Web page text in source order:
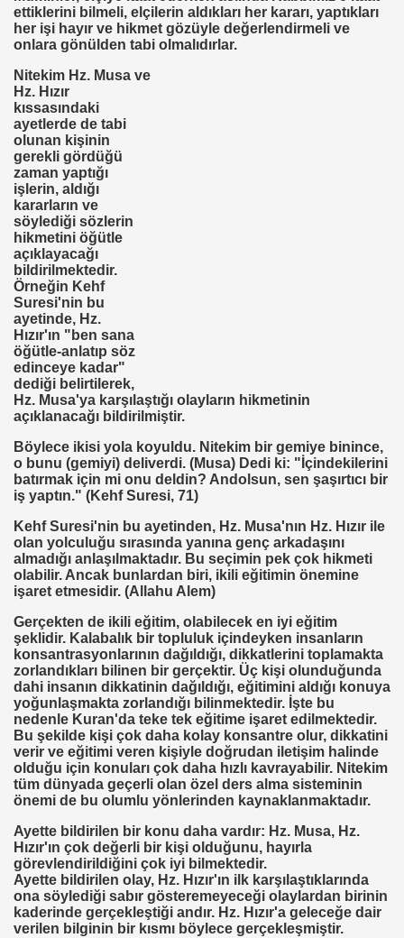
ettiklerini bilmeli, elçilerin aldıkları her kararı, yaptıkları
her işi hayır ve hikmet gözüyle değerlendirmeli ve
onlara gönülden tabi olmalıdırlar.
Nitekim Hz. Musa ve
Hz. Hızır
kıssasındaki
ayetlerde de tabi
olunan kişinin
gerekli gördüğü
zaman yaptığı
işlerin, aldığı
kararların ve
söylediği sözlerin
hikmetini öğütle
açıklayacağı
bildirilmektedir.
Örneğin Kehf
Suresi'nin bu
ayetinde, Hz.
Hızır'ın "ben sana
öğütle-anlatıp söz
edinceye kadar"
dediği belirtilerek,
Hz. Musa'ya karşılaştığı olayların hikmetinin
açıklanacağı bildirilmiştir.
Böylece ikisi yola koyuldu. Nitekim bir gemiye binince,
o bunu (gemiyi) deliverdi. (Musa) Dedi ki: "İçindekilerini
batırmak için mi onu deldin? Andolsun, sen şaşırtıcı bir
iş yaptın." (Kehf Suresi, 71)
Kehf Suresi'nin bu ayetinden, Hz. Musa'nın Hz. Hızır ile
olan yolculuğu sırasında yanına genç arkadaşını
almadığı anlaşılmaktadır. Bu seçimin pek çok hikmeti
olabilir. Ancak bunlardan biri, ikili eğitimin önemine
işaret etmesidir. (Allahu Alem)
Gerçekten de ikili eğitim, olabilecek en iyi eğitim
şeklidir. Kalabalık bir topluluk içindeyken insanların
konsantrasyonlarının dağıldığı, dikkatlerini toplamakta
zorlandıkları bilinen bir gerçektir. Üç kişi olunduğunda
dahi insanın dikkatinin dağıldığı, eğitimini aldığı konuya
yoğunlaşmakta zorlandığı bilinmektedir. İşte bu
nedenle Kuran'da teke tek eğitime işaret edilmektedir.
Bu şekilde kişi çok daha kolay konsantre olur, dikkatini
verir ve eğitimi veren kişiyle doğrudan iletişim halinde
olduğu için konuları çok daha hızlı kavrayabilir. Nitekim
tüm dünyada geçerli olan özel ders alma sisteminin
önemi de bu olumlu yönlerinden kaynaklanmaktadır.
Ayette bildirilen bir konu daha vardır: Hz. Musa, Hz.
Hızır'ın çok değerli bir kişi olduğunu, hayırla
görevlendirildiğini çok iyi bilmektedir.
Ayette bildirilen olay, Hz. Hızır'ın ilk karşılaştıklarında
ona söylediği sabır gösteremeyeceği olaylardan birinin
kaderinde gerçekleştiği andır. Hz. Hızır'a geleceğe dair
verilen bilginin bir kısmı böylece gerçekleşmiştir.
MEDENİYET. MEDİT. Medeniyetler İttifakı Enstitüsü
.İNSANİ YARDIM VAKFI
MİLYON 76 MİLYONA BAKARMI
"DUA"LAR
MUSEVIMI OLUR
YAPABILIR
ÖNLENEMEZ
ABDURRAHIM BARINA "sÖZÜ"
--- BENI KUCAKLAYAN ILK BEYAZ LIDER. ERBAKAN
ORUCU NEDIR
BIRINCISI SEÇTI
KRITERLERIMI KOPENHAĞ